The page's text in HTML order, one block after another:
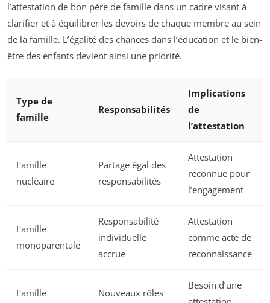
l’attestation de bon père de famille dans un cadre visant à
clarifier et à équilibrer les devoirs de chaque membre au sein
de la famille. L’égalité des chances dans l’éducation et le bien-
être des enfants devient ainsi une priorité.
Type de
famille
Responsabilités
Implications
de
l’attestation
Famille
nucléaire
Partage égal des
responsabilités
Attestation
reconnue pour
l’engagement
Famille
monoparentale
Responsabilité
individuelle
accrue
Attestation
comme acte de
reconnaissance
Famille
Nouveaux rôles
Besoin d’une